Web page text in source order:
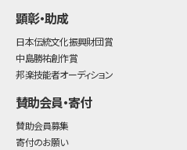
顕彰・助成
日本伝統文化振興財団賞
中島勝祐創作賞
邦楽技能者オーディション
賛助会員・寄付
賛助会員募集
寄付のお願い